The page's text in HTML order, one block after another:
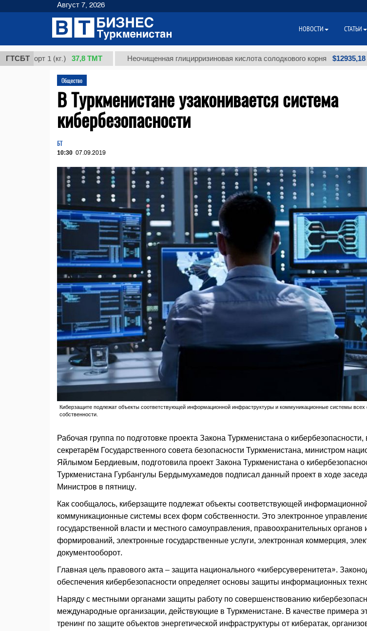
ГТСБТ1 (кг.) 37,8 ТМТ Неочищенная глицирризиновая кислота солодкового корня $12935,18
Общество
В Туркменистане узаконивается система
кибербезопасности
БТ
10:30 07.09.2019
Киберзащите подлежат объекты соответствующей информационной инфраструктуры и коммуникационные системы
собственности.
Рабочая группа по подготовке проекта Закона Туркменистана о кибербезопасности,
секретарём Государственного совета безопасности Туркменистана, министром
Яйлымом Бердиевым, подготовила проект Закона Туркменистана о
Туркменистана Гурбангулы Бердымухамедов подписал данный проект в ходе
Министров в пятницу.
Как сообщалось, киберзащите подлежат объекты соответствующей
коммуникационные системы всех форм собственности. Это электронное
государственной власти и местного самоуправления, правоохранительных органов
формирований, электронные государственные услуги, электронная коммерция,
документооборот.
Главная цель правового акта – защита национального «киберсуверенитета».
обеспечения кибербезопасности определяет основы защиты информационных
Наряду с местными органами защиты работу по совершенствованию
международные организации, действующие в Туркменистане. В качестве примера
тренинг по защите объектов энергетической инфраструктуры от кибератак,
Август 7, 2026
НОВОСТИ СТАТЬИ